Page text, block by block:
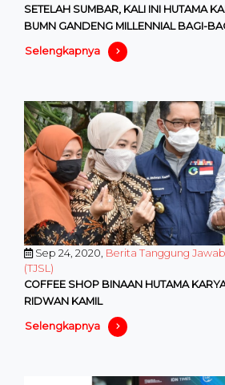
SETELAH SUMBAR, KALI INI HUTAMA
BUMN GANDENG MILLENNIAL BAGI-
KAIN DI IBUKOTA
Selengkapnya
Sep 24, 2020, Berita Tanggung
(TJSL)
COFFEE SHOP BINAAN HUTAMA
RIDWAN KAMIL
Selengkapnya